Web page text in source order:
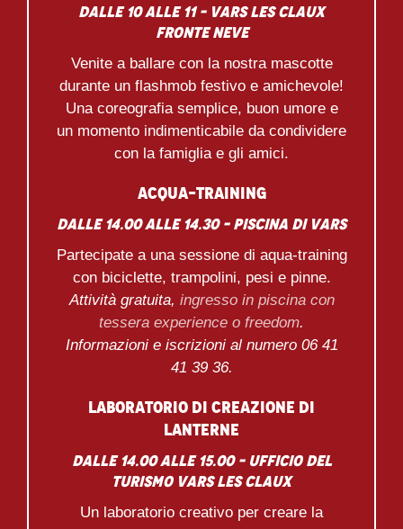
dalle 10 alle 11 – Vars les Claux
fronte neve
Venite a ballare con la nostra mascotte
durante un flashmob festivo e amichevole!
Una coreografia semplice, buon umore e
un momento indimenticabile da condividere
con la famiglia e gli amici.
Acqua-training
dalle 14.00 alle 14.30 – Piscina di Vars
Partecipate a una sessione di aqua-training
con biciclette, trampolini, pesi e pinne.
Attività gratuita, ingresso in piscina con
tessera experience o freedom.
Informazioni e iscrizioni al numero 06 41
41 39 36.
Laboratorio di creazione di
lanterne
dalle 14.00 alle 15.00 – Ufficio del
turismo Vars les Claux
Un laboratorio creativo per creare la